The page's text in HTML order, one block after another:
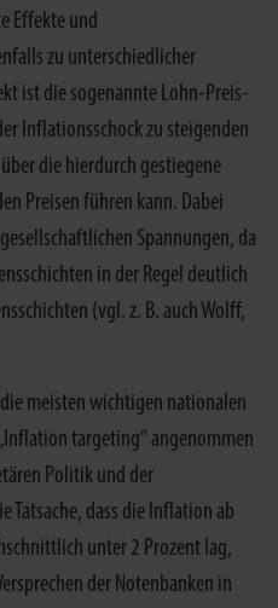
Effekte und
zu unterschiedlicher
ist die sogenannte Lohn-Preis-
Inflationsschock zu steigenden
die hierdurch gestiegene
Preisen führen kann. Dabei
Spannungen, da
in der Regel deutlich
(vgl. z. B. auch Wolff,
meisten wichtigen nationalen
targeting“ angenommen
Politik und der
Tatsache, dass die Inflation ab
unter 2 Prozent lag,
der Notenbanken in